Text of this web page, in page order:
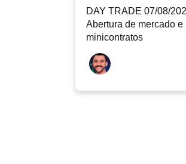
DAY TRADE 07/08/
Abertura de mercado e
minicontratos